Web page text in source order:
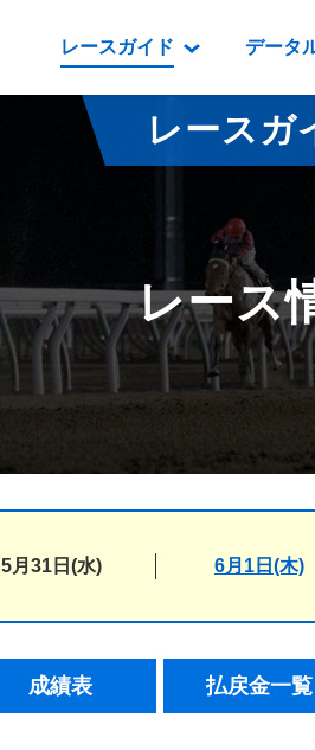
レースガイド
レース情報
払戻金一覧
騎手成績表
馬番成績表
オッズ
データ
データルーム
騎手・調教師紹介
坂路調教映像
遠征馬情報
番組編成要領
レースガ
レース
5月31日(水) 6月1日(木)
成績表 払戻金一覧